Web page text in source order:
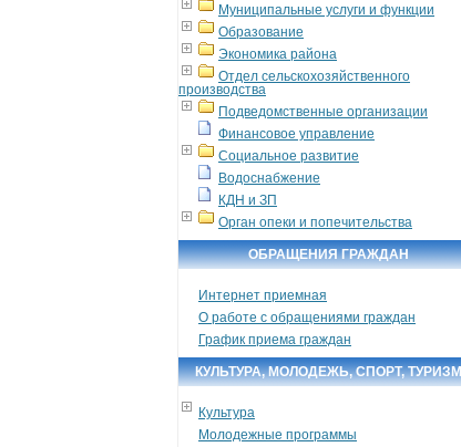
Муниципальные услуги и функции
Образование
Экономика района
Отдел сельскохозяйственного
производства
Подведомственные организации
Финансовое управление
Социальное развитие
Водоснабжение
КДН и ЗП
Орган опеки и попечительства
ОБРАЩЕНИЯ ГРАЖДАН
Интернет приемная
О работе с обращениями граждан
График приема граждан
КУЛЬТУРА, МОЛОДЕЖЬ, СПОРТ, ТУРИЗМ
Культура
Молодежные программы